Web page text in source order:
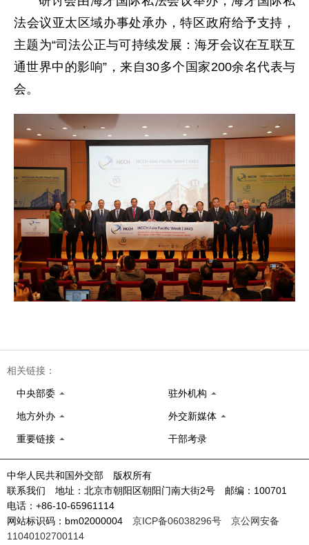
法会议亚太区域办事处承办，特区政府给予支持，
主题为“司法公正与可持续发展：海牙会议在互联互
通世界中的影响”，来自30多个国家200余名代表与
会。
相关链接：
中央部委 驻外机构
地方外办 外交新媒体
重要链接 干部考录
中华人民共和国外交部 版权所有
联系我们 地址：北京市朝阳区朝阳门南大街2号 邮编：100701
电话：+86-10-65961114
网站标识码：bm02000004 京ICP备06038296号
京公网安备
11040102700114